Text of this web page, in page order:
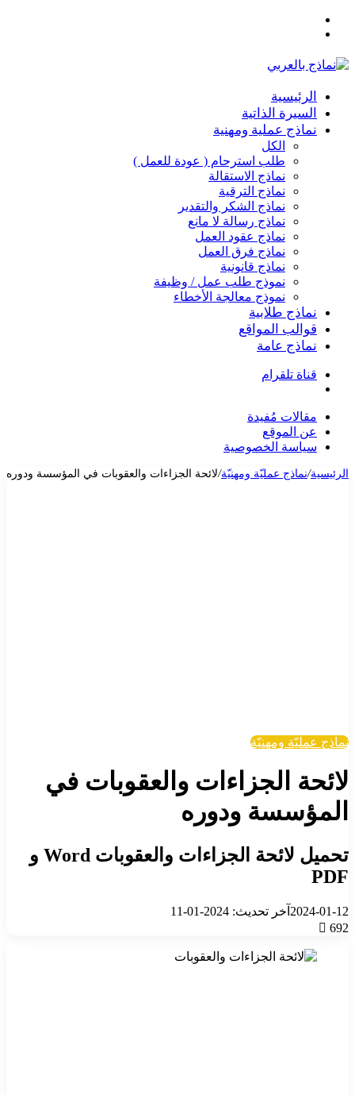
الرئيسية
السيرة الذاتية
نماذج عملية ومهنية
الكل
طلب استرحام ( عودة للعمل )
نماذج الاستقالة
نماذج الترقية
نماذج الشكر والتقدير
نماذج رسالة لا مانع
نماذج عقود العمل
نماذج فرق العمل
نماذج قانونية
نموذج طلب عمل / وظيفة
نموذج معالجة الأخطاء
نماذج طلابية
قوالب المواقع
نماذج عامة
قناة تلقرام
مقالات مُفيدة
عن الموقع
سياسة الخصوصية
الرئيسية/نماذج عمليّة ومهنيّة/لائحة الجزاءات والعقوبات في المؤسسة ودوره
نماذج عمليّة ومهنيّة
لائحة الجزاءات والعقوبات في
المؤسسة ودوره
تحميل لائحة الجزاءات والعقوبات Word و
PDF
2024-01-12 آخر تحديث: 2024-01-11
692